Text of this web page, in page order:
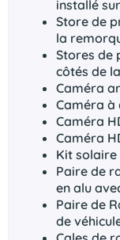
installé
Store de
la
Stores de
côtés de
Caméra
Caméra
Caméra
Caméra
Kit solaire
Paire de
en alu
Paire de
de